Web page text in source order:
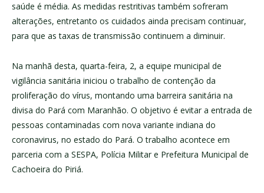
saúde é média. As medidas restritivas também sofreram
alterações, entretanto os cuidados ainda precisam continuar,
para que as taxas de transmissão continuem a diminuir.
Na manhã desta, quarta-feira, 2, a equipe municipal de
vigilância sanitária iniciou o trabalho de contenção da
proliferação do vírus, montando uma barreira sanitária na
divisa do Pará com Maranhão. O objetivo é evitar a entrada de
pessoas contaminadas com nova variante indiana do
coronavirus, no estado do Pará. O trabalho acontece em
parceria com a SESPA, Polícia Militar e Prefeitura Municipal de
Cachoeira do Piriá.